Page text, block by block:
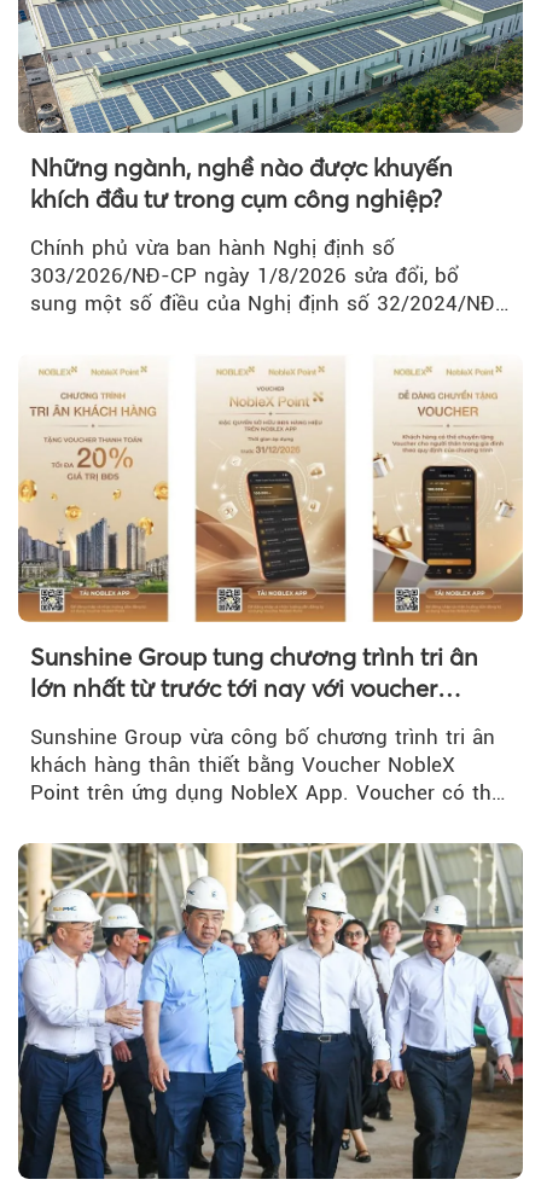
Những ngành, nghề nào được khuyến
khích đầu tư trong cụm công nghiệp?
Chính phủ vừa ban hành Nghị định số
303/2026/NĐ-CP ngày 1/8/2026 sửa đổi, bổ
sung một số điều của Nghị định số 32/2024/NĐ-
Sunshine Group tung chương trình tri ân
lớn nhất từ trước tới nay với voucher
NobleX Point cho khách hàng thân thiết
Sunshine Group vừa công bố chương trình tri ân
khách hàng thân thiết bằng Voucher NobleX
Point trên ứng dụng NobleX App. Voucher có thể